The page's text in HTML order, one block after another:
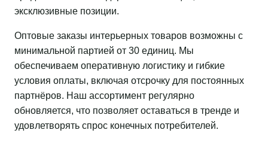
эксклюзивные позиции.
Оптовые заказы интерьерных товаров возможны с
минимальной партией от 30 единиц. Мы
обеспечиваем оперативную логистику и гибкие
условия оплаты, включая отсрочку для постоянных
партнёров. Наш ассортимент регулярно
обновляется, что позволяет оставаться в тренде и
удовлетворять спрос конечных потребителей.